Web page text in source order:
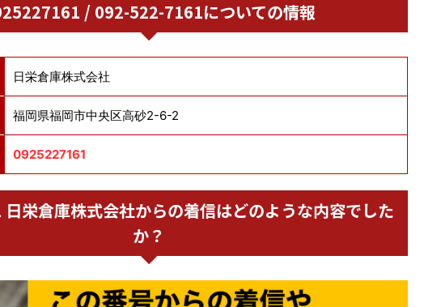
/ 092-522-7161についての情報
日栄倉庫株式会社
福岡県福岡市中央区高砂2-6-2
0925227161
栄倉庫株式会社からの着信はどのような内容でした
か？